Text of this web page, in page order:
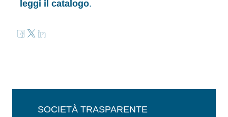
leggi il catalogo.
SOCIETÀ TRASPARENTE